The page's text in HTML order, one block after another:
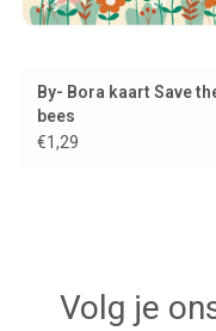
By- Bora kaart Save
bees
€1,29
Volg je